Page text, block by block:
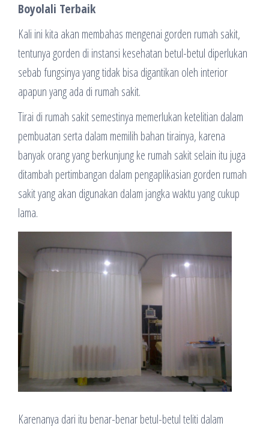
Boyolali Terbaik
Kali ini kita akan membahas mengenai gorden rumah sakit,
tentunya gorden di instansi kesehatan betul-betul diperlukan
sebab fungsinya yang tidak bisa digantikan oleh interior
apapun yang ada di rumah sakit.
Tirai di rumah sakit semestinya memerlukan ketelitian dalam
pembuatan serta dalam memilih bahan tirainya, karena
banyak orang yang berkunjung ke rumah sakit selain itu juga
ditambah pertimbangan dalam pengaplikasian gorden rumah
sakit yang akan digunakan dalam jangka waktu yang cukup
lama.
Karenanya dari itu benar-benar betul-betul teliti dalam